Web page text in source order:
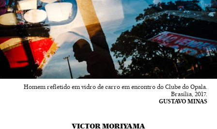
Homem refletido em vidro de carro em encontro do Clube do Opala.
Brasília, 2017.
GUSTAVO MINAS
VICTOR MORIYAMA